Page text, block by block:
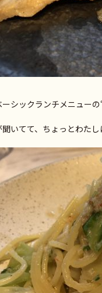
シックランチメニューの
いてて、ちょっとわた